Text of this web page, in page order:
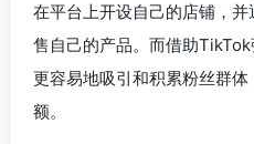
在平台上开设自己的店铺，
售自己的产品。而借助
更容易地吸引和积累粉丝群
额。